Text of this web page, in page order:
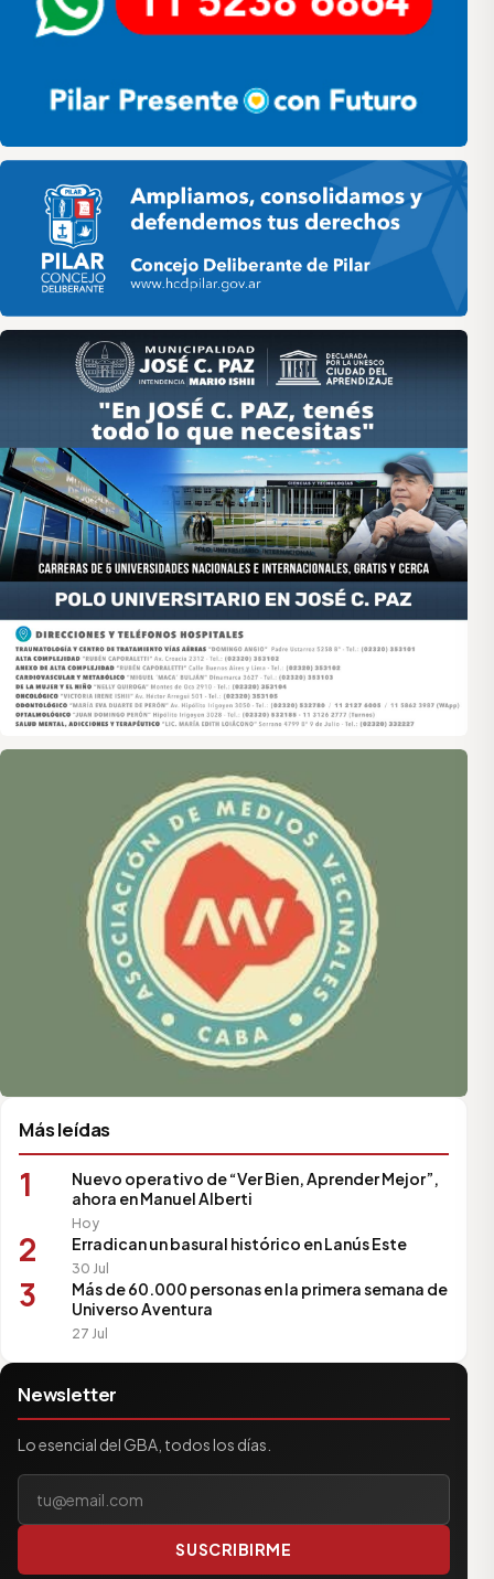
Pilar HCD
Asociación de Medios Vecinales
Más leídas
1
Nuevo operativo de “Ver Bien, Aprender Mejor”,
ahora en Manuel Alberti
Hoy
2 Erradican un basural histórico en Lanús Este
30 Jul
3
Más de 60.000 personas en la primera semana de
Universo Aventura
27 Jul
Newsletter
Lo esencial del GBA, todos los días.
SUSCRIBIRME